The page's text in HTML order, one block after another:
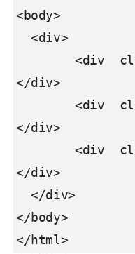
<body>
  <div>
    <div class="container box1">
</div>
    <div class="container box2">
</div>
    <div class="container box3">
</div>
  </div>
</body>
</html>